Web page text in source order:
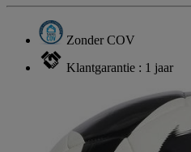
Zonder COV
Klantgarantie : 1 jaar